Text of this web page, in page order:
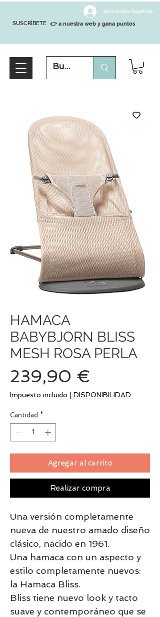
SUSCRÍBETE
Inicia Sesión/Regístrate
👉 a nuestra web y gana puntos
HAMACA
BABYBJORN BLISS
MESH ROSA PERLA
239,90 €
Impuesto incluido DISPONIBILIDAD
Cantidad *
Agregar al carrito
Realizar compra
Una versión completamente
nueva de nuestro amado diseño
clásico, nacido en 1961.
Una hamaca con un aspecto y
estilo completamente nuevos:
la Hamaca Bliss.
Bliss tiene nuevo look y tacto
suave y contemporáneo que se